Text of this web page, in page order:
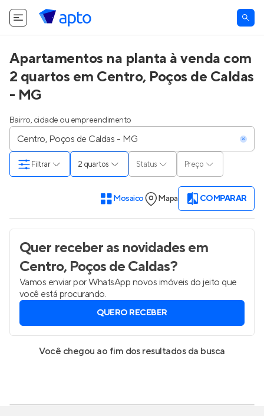
Apartamentos na planta à venda com
2 quartos em Centro, Poços de Caldas
- MG
Bairro, cidade ou empreendimento
2 quartos Status Preço
Filtrar
Mosaico Mapa COMPARAR
Quer receber as novidadesem
Centro, Poços de Caldas?
Vamos enviar por WhatsApp novos imóveis do jeito que
você está procurando.
QUERO RECEBER
Você chegou ao fim dos resultados da busca